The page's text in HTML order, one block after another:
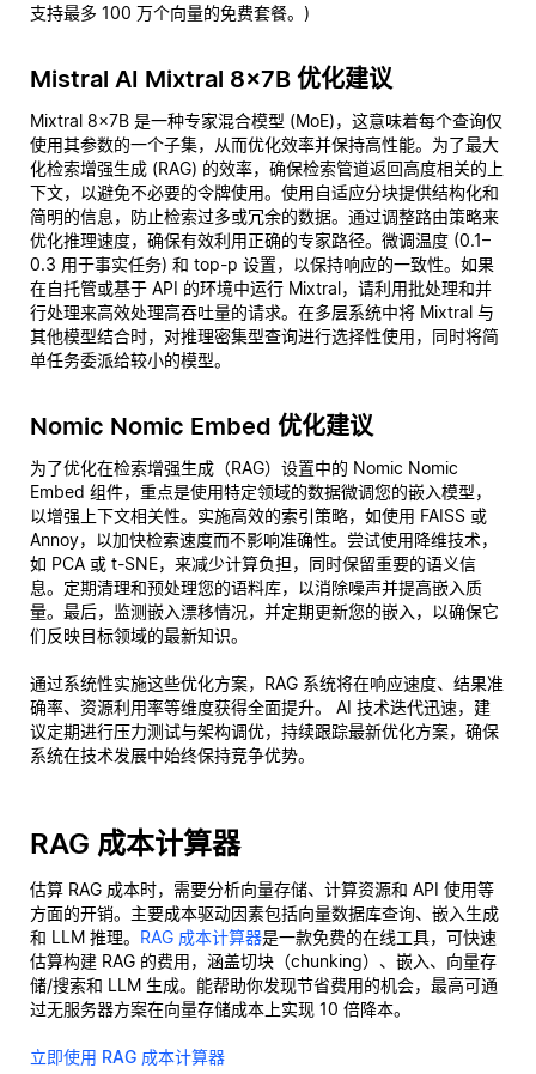
支持最多 100 万个向量的免费套餐。)
Mistral AI Mixtral 8x7B 优化建议
Mixtral 8x7B 是一种专家混合模型 (MoE)，这意味着每个查询仅
使用其参数的一个子集，从而优化效率并保持高性能。为了最大
化检索增强生成 (RAG) 的效率，确保检索管道返回高度相关的上
下文，以避免不必要的令牌使用。使用自适应分块提供结构化和
简明的信息，防止检索过多或冗余的数据。通过调整路由策略来
优化推理速度，确保有效利用正确的专家路径。微调温度 (0.1–
0.3 用于事实任务) 和 top-p 设置，以保持响应的一致性。如果
在自托管或基于 API 的环境中运行 Mixtral，请利用批处理和并
行处理来高效处理高吞吐量的请求。在多层系统中将 Mixtral 与
其他模型结合时，对推理密集型查询进行选择性使用，同时将简
单任务委派给较小的模型。
Nomic Nomic Embed 优化建议
为了优化在检索增强生成（RAG）设置中的 Nomic Nomic
Embed 组件，重点是使用特定领域的数据微调您的嵌入模型，
以增强上下文相关性。实施高效的索引策略，如使用 FAISS 或
Annoy，以加快检索速度而不影响准确性。尝试使用降维技术，
如 PCA 或 t-SNE，来减少计算负担，同时保留重要的语义信
息。定期清理和预处理您的语料库，以消除噪声并提高嵌入质
量。最后，监测嵌入漂移情况，并定期更新您的嵌入，以确保它
们反映目标领域的最新知识。
通过系统性实施这些优化方案，RAG 系统将在响应速度、结果准
确率、资源利用率等维度获得全面提升。 AI 技术迭代迅速，建
议定期进行压力测试与架构调优，持续跟踪最新优化方案，确保
系统在技术发展中始终保持竞争优势。
RAG 成本计算器
估算 RAG 成本时，需要分析向量存储、计算资源和 API 使用等
方面的开销。主要成本驱动因素包括向量数据库查询、嵌入生成
和 LLM 推理。 RAG 成本计算器是一款免费的在线工具，可快速
估算构建 RAG 的费用，涵盖切块（chunking）、嵌入、向量存
储/搜索和 LLM 生成。能帮助你发现节省费用的机会，最高可通
过无服务器方案在向量存储成本上实现 10 倍降本。
立即使用 RAG 成本计算器